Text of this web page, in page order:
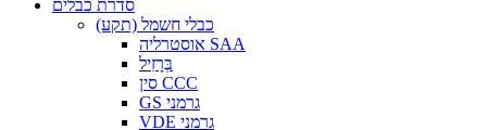
סדרת כבלים
כבלי חשמל (תקע)
אוסטרליה SAA
בְּרָזִיל
סין CCC
GS גרמני
VDE גרמני